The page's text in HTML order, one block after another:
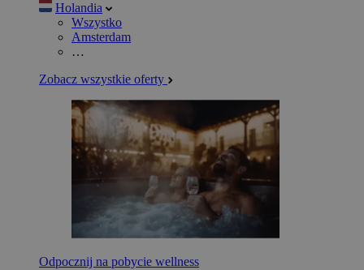
Holandia
Wszystko
Amsterdam
…
Zobacz wszystkie oferty
Odpocznij na pobycie wellness